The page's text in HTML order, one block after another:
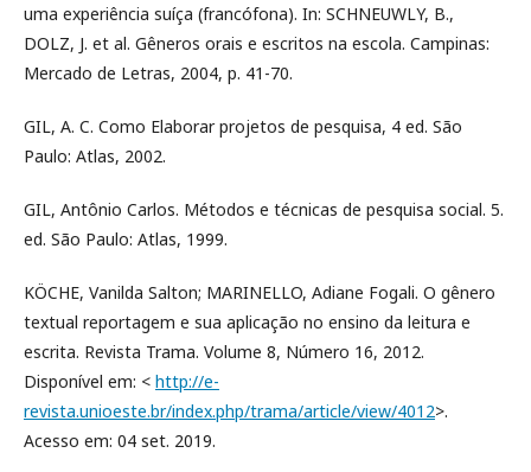
uma experiência suíça (francófona). In: SCHNEUWLY, B.,
DOLZ, J. et al. Gêneros orais e escritos na escola. Campinas:
Mercado de Letras, 2004, p. 41-70.
GIL, A. C. Como Elaborar projetos de pesquisa, 4 ed. São
Paulo: Atlas, 2002.
GIL, Antônio Carlos. Métodos e técnicas de pesquisa social. 5.
ed. São Paulo: Atlas, 1999.
KÖCHE, Vanilda Salton; MARINELLO, Adiane Fogali. O gênero
textual reportagem e sua aplicação no ensino da leitura e
escrita. Revista Trama. Volume 8, Número 16, 2012.
Disponível em: < http://e-
revista.unioeste.br/index.php/trama/article/view/4012>.
Acesso em: 04 set. 2019.